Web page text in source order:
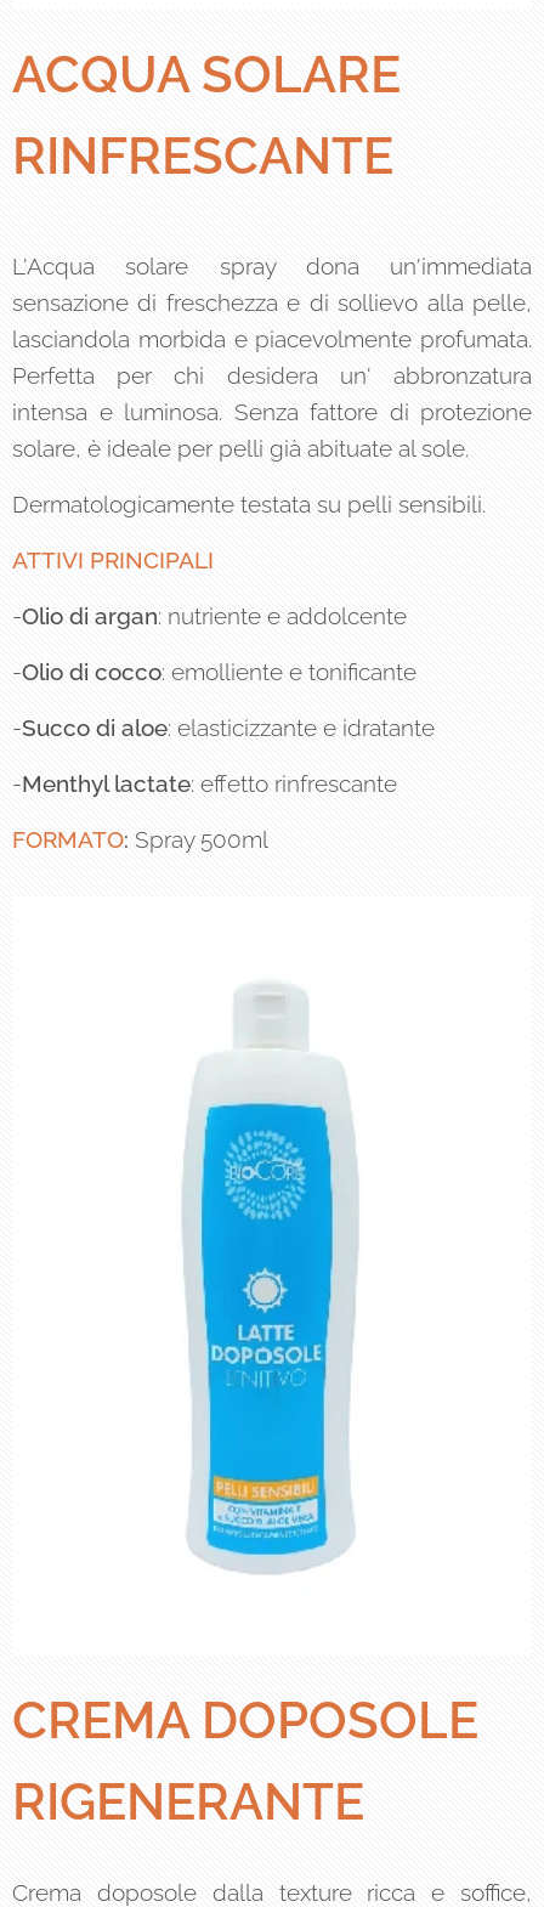
ACQUA SOLARE
RINFRESCANTE
L'Acqua solare spray dona un'immediata
sensazione di freschezza e di sollievo alla pelle,
lasciandola morbida e piacevolmente profumata.
Perfetta per chi desidera un' abbronzatura
intensa e luminosa. Senza fattore di protezione
solare, è ideale per pelli già abituate al sole.
Dermatologicamente testata su pelli sensibili.
ATTIVI PRINCIPALI
-Olio di argan: nutriente e addolcente
-Olio di cocco: emolliente e tonificante
-Succo di aloe: elasticizzante e idratante
-Menthyl lactate: effetto rinfrescante
FORMATO: Spray 500ml
CREMA DOPOSOLE
RIGENERANTE
Crema doposole dalla texture ricca e soffice,